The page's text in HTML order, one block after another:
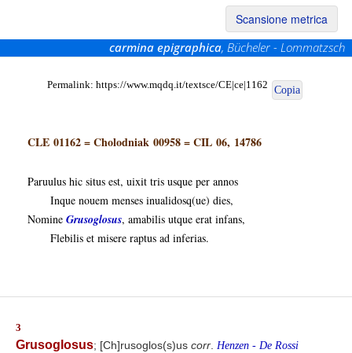
Scansione metrica
carmina epigraphica, Bücheler - Lommatzsch
Permalink: https://www.mqdq.it/textsce/CE|ce|1162 Copia
CLE 01162=Cholodniak 00958=CIL 06, 14786
Paruulus hic situs est, uixit tris usque per annos
Inque nouem menses inualidosq(ue) dies,
Nomine Grusoglosus, amabilis utque erat infans,
Flebilis et misere raptus ad inferias.
3
Grusoglosus; [Ch]rusoglos(s)us corr Henzen - De Rossi